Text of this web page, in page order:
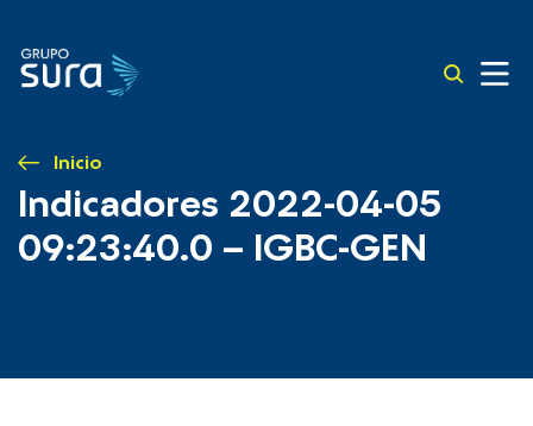
Inicio
Indicadores 2022-04-05
09:23:40.0 – IGBC-GEN